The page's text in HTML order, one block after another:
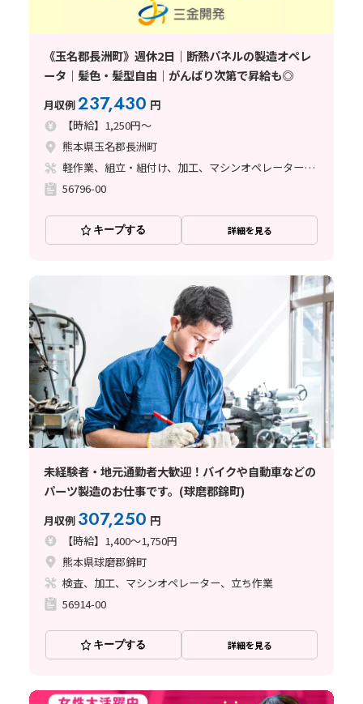
《玉名郡長洲町》週休2日｜断熱パネルの製造オペレ
ータ｜髪色・髪型自由｜がんばり次第で昇給も◎
月収例237,430 円
【時給】1,250円～
熊本県玉名郡長洲町
軽作業、組立・組付け、加工、マシンオペレーター、立ち作業、バリ取り
56796-00
キープする 詳細を見る
未経験者・地元通勤者大歓迎！バイクや自動車などの
パーツ製造のお仕事です。(球磨郡錦町)
月収例 307,250 円
【時給】1,400～1,750円
熊本県球磨郡錦町
検査、加工、マシンオペレーター、立ち作業
56914-00
キープする 詳細を見る